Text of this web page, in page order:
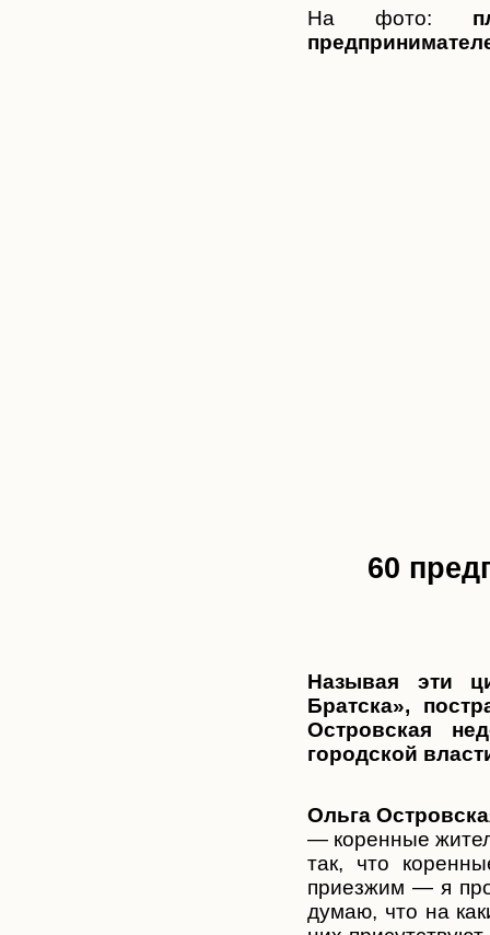
На фото:
60
Называя эти
Братска»,
Островская
городской
Ольга
— коренные
так, что
приезжим — я
думаю, что на